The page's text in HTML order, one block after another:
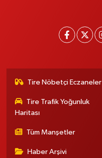
Tire Nöbetçi Eczaneler
Tire Trafik Yoğunluk
Haritası
Tüm Manşetler
Haber Arşivi